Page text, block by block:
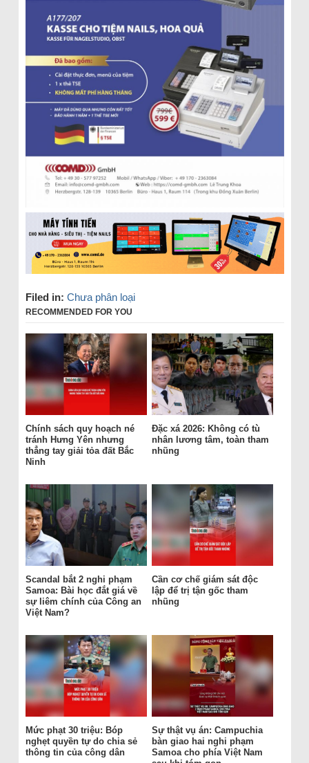
Filed in: Chưa phân loại
RECOMMENDED FOR YOU
Chính sách quy hoạch né
tránh Hưng Yên nhưng
thẳng tay giải tỏa đất Bắc
Ninh
Đặc xá 2026: Không có tù
nhân lương tâm, toàn tham
nhũng
Scandal bắt 2 nghi phạm
Samoa: Bài học đắt giá về
sự liêm chính của Công an
Việt Nam?
Cần cơ chế giám sát độc
lập để trị tận gốc tham
nhũng
Mức phạt 30 triệu: Bóp
nghẹt quyền tự do chia sẻ
thông tin của công dân
Sự thật vụ án: Campuchia
bàn giao hai nghi phạm
Samoa cho phía Việt Nam